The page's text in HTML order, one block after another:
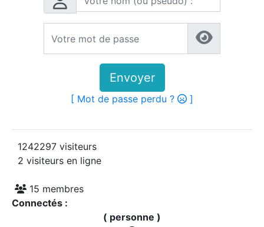
Envoyer
[ Mot de passe perdu ? ]
1242297 visiteurs
2 visiteurs en ligne
15 membres
Connectés :
( personne )